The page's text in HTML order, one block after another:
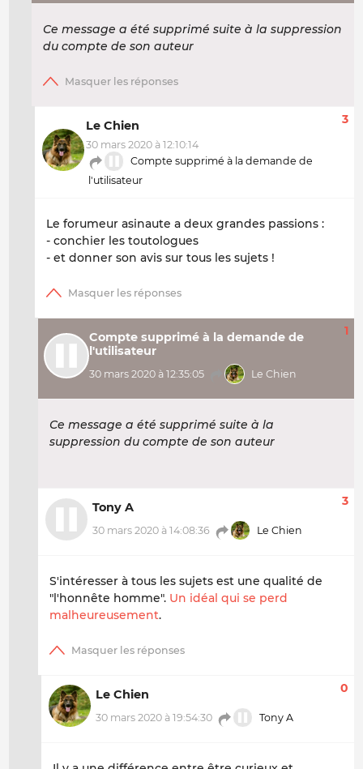
Ce message a été supprimé suite à la suppression
du compte de son auteur
Le Chien
30 mars 2020 à 12:10:14
Compte supprimé à la demande de
l'utilisateur
3
Le forumeur asinaute a deux grandes passions :
- conchier les toutologues
- et donner son avis sur tous les sujets !
Compte supprimé à la demande de
l'utilisateur
30 mars 2020 à 12:35:05 Le Chien
1
Ce message a été supprimé suite à la
suppression du compte de son auteur
Tony A
30 mars 2020 à 14:08:36 Le Chien
3
S'intéresser à tous les sujets est une qualité de
"l'honnête homme". Un idéal qui se perd
malheureusement.
Le Chien
30 mars 2020 à 19:54:30 Tony A
0